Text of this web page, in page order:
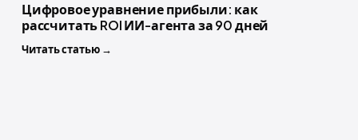
Цифровое уравнение прибыли: как
рассчитать ROI ИИ-агента за 90 дней
Читать статью →